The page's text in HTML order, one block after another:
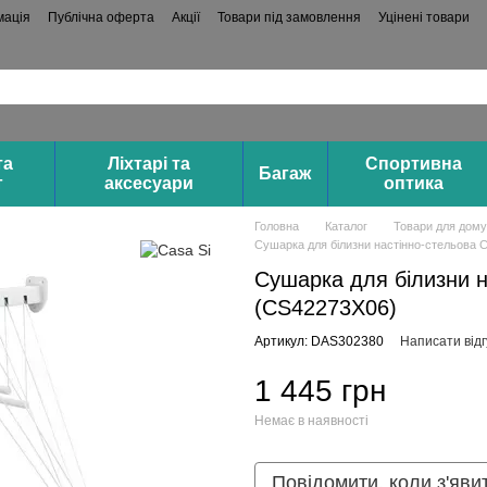
Публічна оферта Акції Товари під замовлення
Уцінені товари
Ліхтарі та
аксесуари
Багаж
Спортивна
оптика
Головна Каталог
Товари для дому
Сушарка для білизни настінно-
Сушарка для білизни
(CS42273X06)
Артикул: DAS302380 Написати
1 445 грн
Немає в наявності
Повідомити, коли